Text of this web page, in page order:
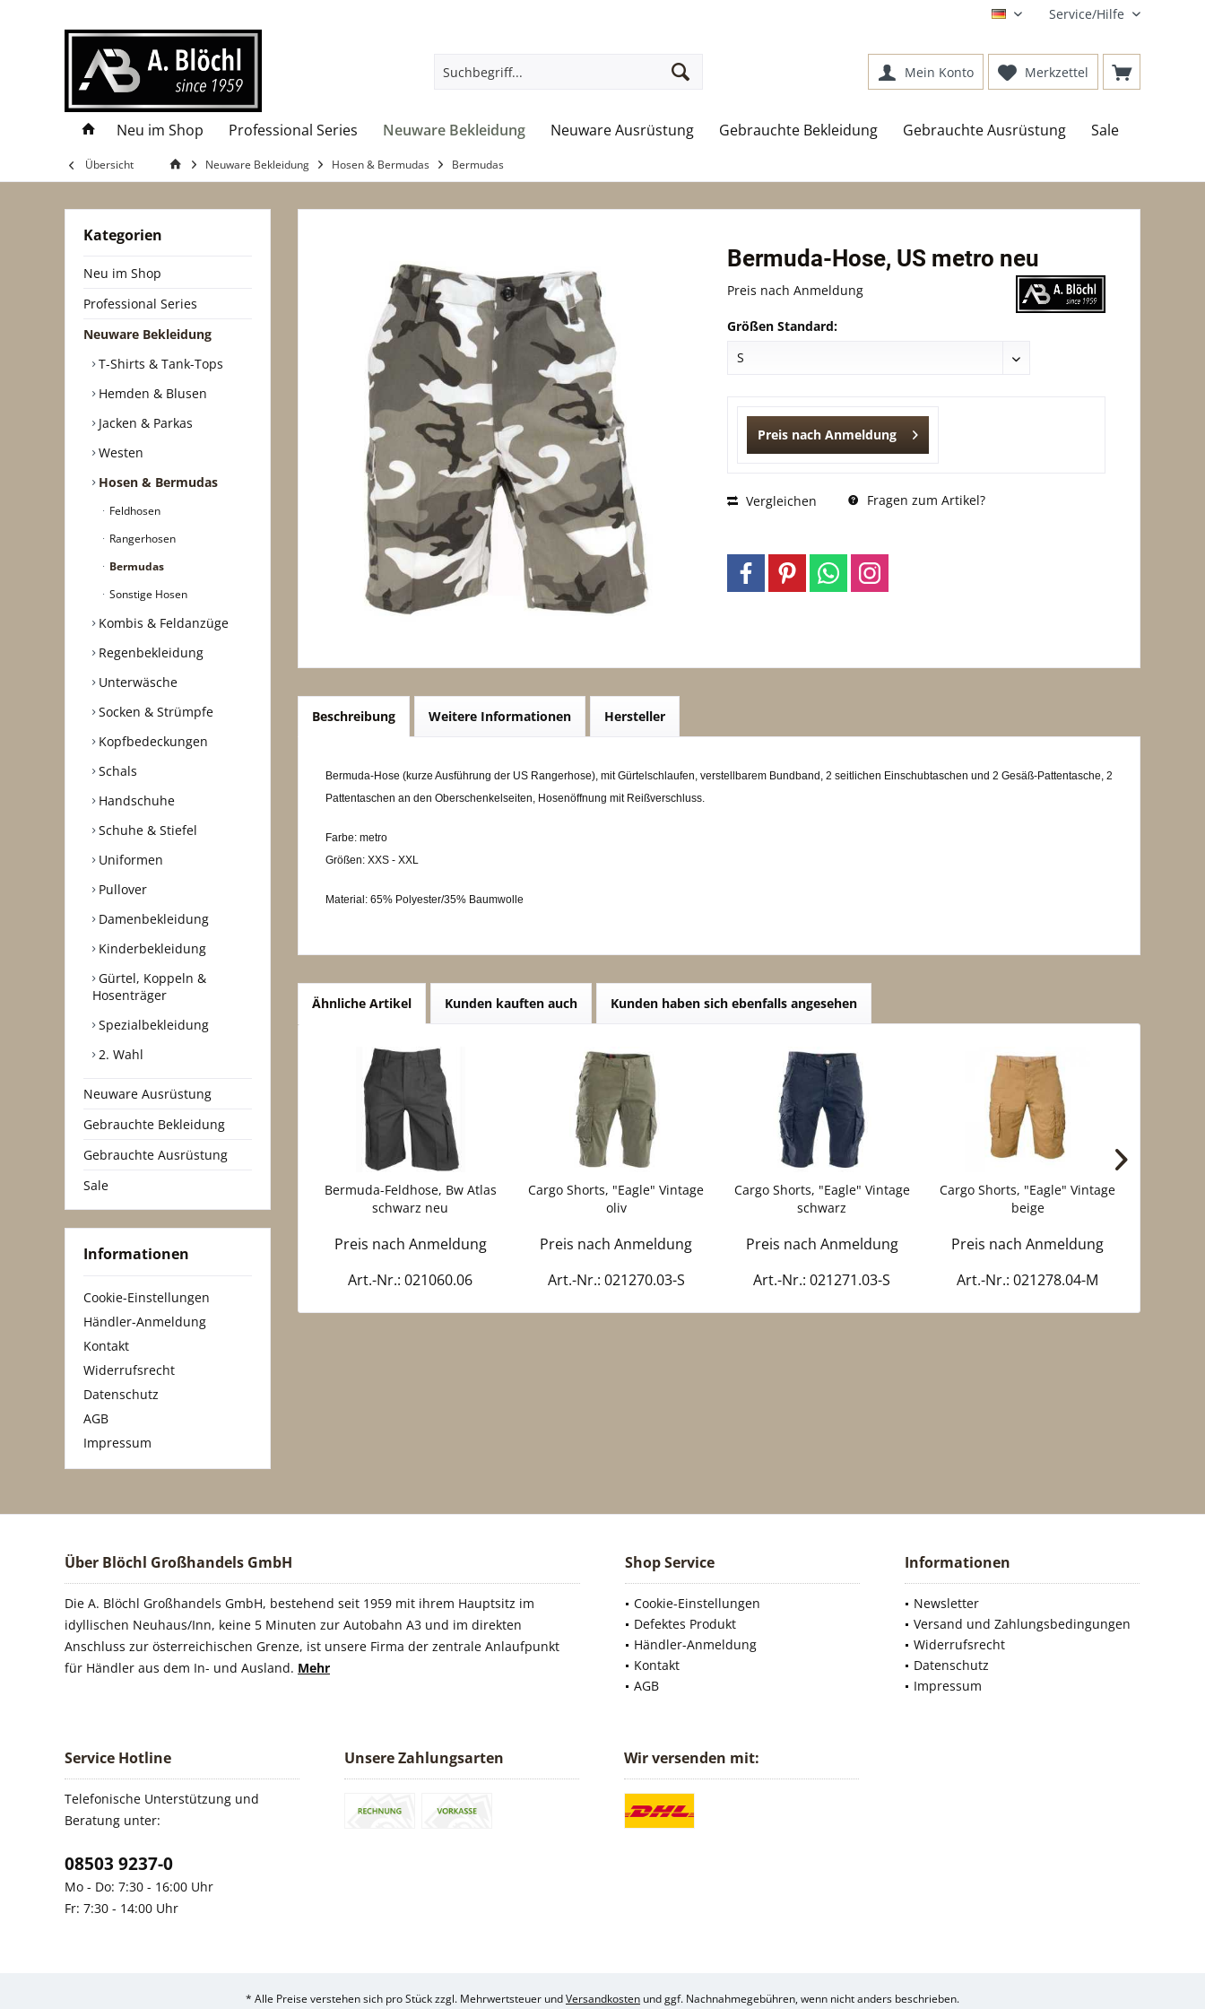
DE Service/Hilfe
Merkzettel
Mein Konto
Neu im Shop Professional Series Neuware Bekleidung Neuware Ausrüstung Gebrauchte Bekleidung Gebrauchte Ausrüstung Sale
Übersicht Neuware Bekleidung Hosen & Bermudas Bermudas
Kategorien
Neu im Shop
Professional Series
Neuware Bekleidung
T-Shirts & Tank-Tops
Hemden & Blusen
Jacken & Parkas
Westen
Hosen & Bermudas
Feldhosen
Rangerhosen
Bermudas
Sonstige Hosen
Kombis & Feldanzüge
Regenbekleidung
Unterwäsche
Socken & Strümpfe
Kopfbedeckungen
Schals
Handschuhe
Schuhe & Stiefel
Uniformen
Pullover
Damenbekleidung
Kinderbekleidung
Gürtel, Koppeln &
Hosenträger
Spezialbekleidung
2. Wahl
Neuware Ausrüstung
Gebrauchte Bekleidung
Gebrauchte Ausrüstung
Sale
Informationen
Cookie-Einstellungen
Händler-Anmeldung
Kontakt
Widerrufsrecht
Datenschutz
AGB
Impressum
Bermuda-Hose, US metro neu
Preis nach Anmeldung
Größen Standard:
Preis nach Anmeldung
Vergleichen Fragen zum Artikel?
Beschreibung Weitere Informationen Hersteller
Bermuda-Hose (kurze Ausführung der US Rangerhose), mit Gürtelschlaufen, verstellbarem Bundband, 2 seitlichen Einschubtaschen und 2 Gesäß-Pattentasche, 2
Pattentaschen an den Oberschenkelseiten, Hosenöffnung mit Reißverschluss.
Farbe: metro
Größen: XXS - XXL
Material: 65% Polyester/35% Baumwolle
Ähnliche Artikel Kunden kauften auch Kunden haben sich ebenfalls angesehen
Bermuda-Feldhose, Bw Atlas
schwarz neu
Preis nach Anmeldung
Art.-Nr.: 021060.06
Cargo Shorts, "Eagle" Vintage
oliv
Preis nach Anmeldung
Art.-Nr.: 021270.03-S
Cargo Shorts, "Eagle" Vintage
schwarz
Preis nach Anmeldung
Art.-Nr.: 021271.03-S
Cargo Shorts, "Eagle" Vintage
beige
Preis nach Anmeldung
Art.-Nr.: 021278.04-M
Über Blöchl Großhandels GmbH
Die A. Blöchl Großhandels GmbH, bestehend seit 1959 mit ihrem Hauptsitz im
idyllischen Neuhaus/Inn, keine 5 Minuten zur Autobahn A3 und im direkten
Anschluss zur österreichischen Grenze, ist unsere Firma der zentrale Anlaufpunkt
für Händler aus dem In- und Ausland. Mehr
Shop Service
Cookie-Einstellungen
Defektes Produkt
Händler-Anmeldung
Kontakt
AGB
Informationen
Newsletter
Versand und Zahlungsbedingungen
Widerrufsrecht
Datenschutz
Impressum
Service Hotline
Telefonische Unterstützung und
Beratung unter:
08503 9237-0
Mo - Do: 7:30 - 16:00 Uhr
Fr: 7:30 - 14:00 Uhr
Unsere Zahlungsarten Wir versenden mit:
* Alle Preise verstehen sich pro Stück zzgl. Mehrwertsteuer undVersandkosten und ggf. Nachnahmegebühren, wenn nicht anders beschrieben.